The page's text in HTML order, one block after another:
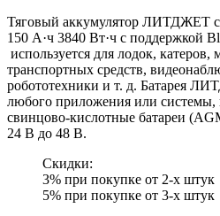
Тяговый аккумулятор ЛИТДЖЕТ
150 А·ч 3840 Вт·ч с поддержкой
используется для лодок, катеров,
транспортных средств,
робототехники и т. д. Батарея
любого приложения или системы,
свинцово-кислотные батареи
24 В до 48 В.
Скидки:
3% при покупке от 2-х штук
5% при покупке от 3-х штук